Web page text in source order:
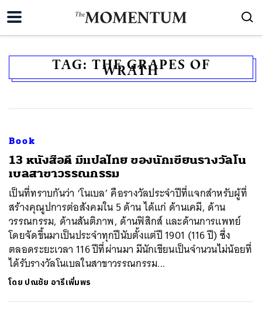
TAG: THE GRAPES OF
WRATH
Book
13 หนังสือดี มีแปลไทย ของนักเขียนรางวัลโน
เบลสาขาวรรณกรรม
เป็นที่ทราบกันว่า ‘โนเบล’ คือรางวัลประจำปีที่แจกสำหรับผู้ที่
สร้างคุณูปการต่อสังคมใน 5 ด้าน ได้แก่ ด้านเคมี, ด้าน
วรรณกรรม, ด้านสันติภาพ, ด้านฟิสิกส์ และด้านการแพทย์
โดยจัดขึ้นมาเป็นประจำทุกปีนับตั้งแต่ปี 1901 (116 ปี) ซึ่ง
ตลอดระยะเวลา 116 ปีที่ผ่านมา มีนักเขียนเป็นจำนวนไม่น้อยที่
ได้รับรางวัลโนเบลในสาขาวรรณกรรม...
โดย ปณชัย อารีเพิ่มพร
SHARE